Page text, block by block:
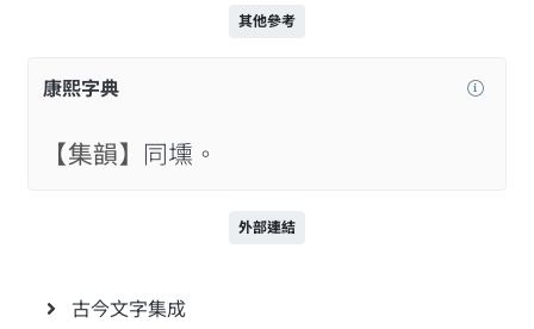
其他參考
康熙字典
【集韻】 同壎。
外部連結
古今文字集成